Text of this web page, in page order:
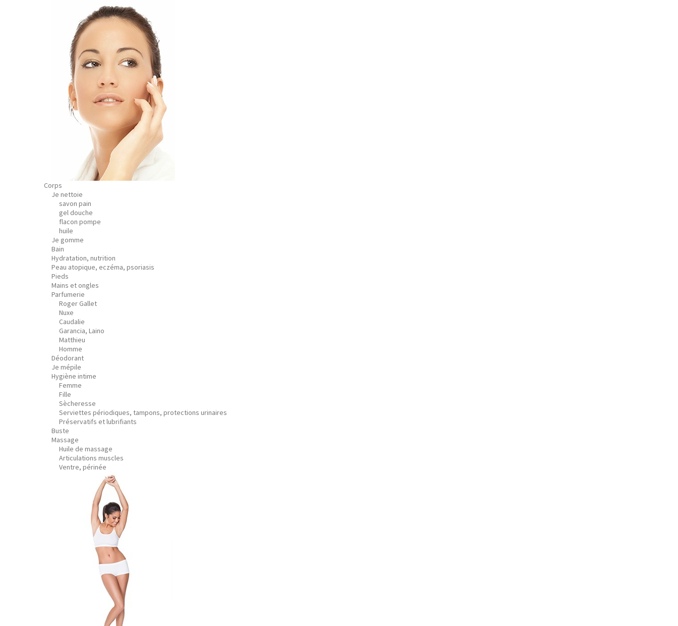
Corps
Je nettoie
savon pain
gel douche
flacon pompe
huile
Je gomme
Bain
Hydratation, nutrition
Peau atopique, eczéma, psoriasis
Pieds
Mains et ongles
Parfumerie
Roger Gallet
Nuxe
Caudalie
Garancia, Laino
Matthieu
Homme
Déodorant
Je mépile
Hygiène intime
Femme
Fille
Sècheresse
Serviettes périodiques, tampons, protections urinaires
Préservatifs et lubrifiants
Buste
Massage
Huile de massage
Articulations muscles
Ventre, périnée